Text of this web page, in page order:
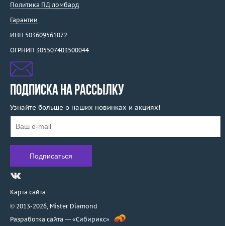
Политика ПД ломбард
Гарантии
ИНН 503609561072
ОГРНИП 305507403500044
ПОДПИСКА НА РАССЫЛКУ
Узнайте больше о наших новинках и акциях!
Карта сайта
© 2013-2026, Mister Diamond
Разработка сайта — «Сибирикс»